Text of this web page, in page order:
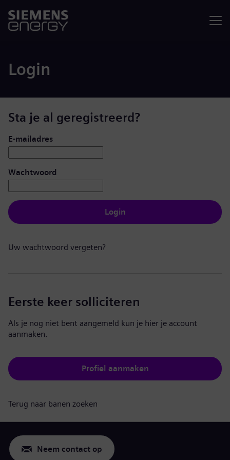
Login
Sta je al geregistreerd?
Inloggen: gebruiker en wachtwoord
E-mailadres
Wachtwoord
Login
Uw wachtwoord vergeten?
Eerste keer solliciteren
Als je nog niet bent aangemeld kun je hier je account
aanmaken.
Profiel aanmaken
Terug naar banen zoeken
Neem contact op